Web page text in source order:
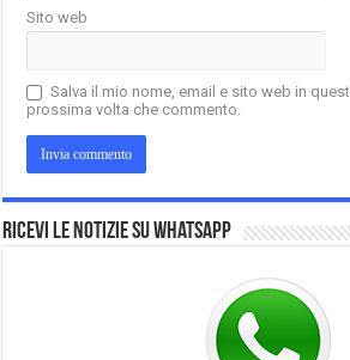
Sito web
Salva il mio nome, email e sito web in
prossima volta che commento.
Ricevi le notizie su Whatsapp